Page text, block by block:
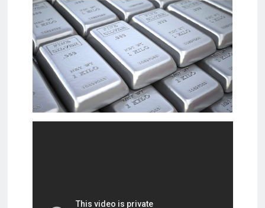
анализ
Видео
Сделано
в России